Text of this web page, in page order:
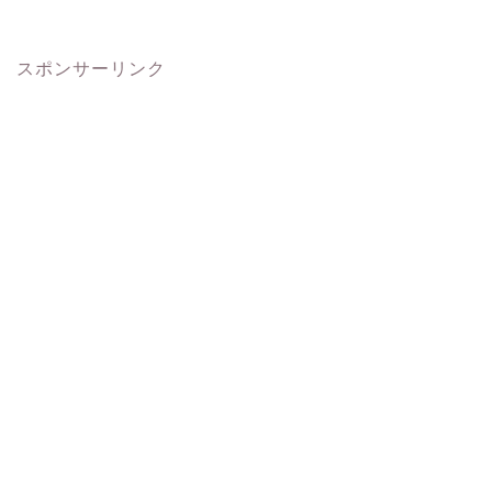
スポンサーリンク